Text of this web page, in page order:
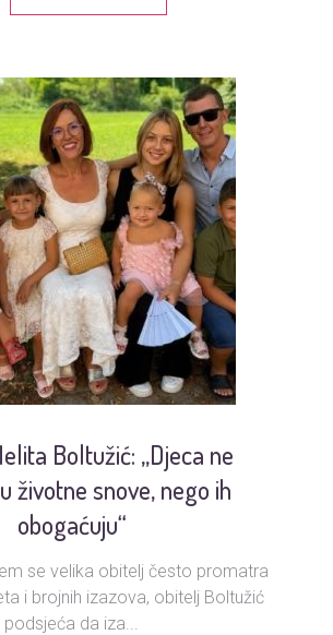
Boltužić: „Djeca ne
životne snove, nego ih
obogaćuju“
se velika obitelj često promatra
i brojnih izazova, obitelj Boltužić
podsjeća da iza...